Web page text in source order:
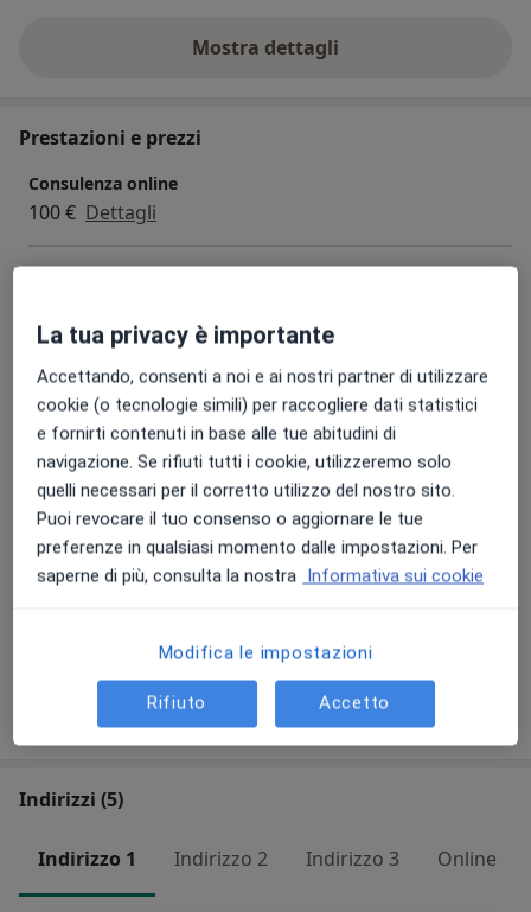
Mostra dettagli
sull'esperienza
Prestazioni e prezzi
Consulenza online
100 € Dettagli
Prima visita dermatologica
100 € Dettagli
Prima visita tricologica
100 € Dettagli
Visita dermatologica
100 € Dettagli
+ 2 prestazioni
Come funzionano i prezzi?
Indirizzi (5)
Indirizzo 1 Indirizzo 2 Indirizzo 3 Online
La tua privacy è importante
Accettando, consenti a noi e ai nostri partner di utilizzare
cookie (o tecnologie simili) per raccogliere dati statistici
e fornirti contenuti in base alle tue abitudini di
navigazione. Se rifiuti tutti i cookie, utilizzeremo solo
quelli necessari per il corretto utilizzo del nostro sito.
Puoi revocare il tuo consenso o aggiornare le tue
preferenze in qualsiasi momento dalle impostazioni. Per
saperne di più, consulta la nostra Informativa sui cookie
Modifica le impostazioni
Rifiuto Accetto